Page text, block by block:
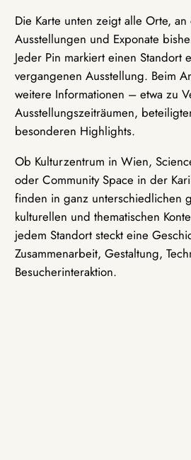
Die Karte unten zeigt alle Orte,
Ausstellungen und Exponate
Jeder Pin markiert einen Standort
vergangenen Ausstellung. Beim
weitere Informationen – etwa zu
Ausstellungszeiträumen,
besonderen Highlights.
Ob Kulturzentrum in Wien,
oder Community Space in der
finden in ganz unterschiedlichen
kulturellen und thematischen
jedem Standort steckt eine
Zusammenarbeit, Gestaltung,
Besucherinteraktion.